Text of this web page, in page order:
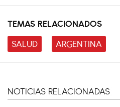
TEMAS RELACIONADOS
SALUD
ARGENTINA
NOTICIAS RELACIONADAS